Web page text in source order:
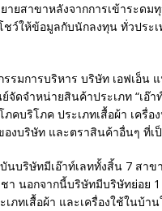
ายสาขาหลังจากการเข้าระด
ว์ให้ข้อมูลกับนักลงทุน ทั่วประ
มการบริหาร บริษัท เอฟเอ็น
ดจำหน่ายสินค้าประเภท “เอ๊า
บริโภค ประเภทเสื้อผ้า เครื่อ
งบริษัท และตราสินค้าอื่นๆ ที่เ
นบริษัทมีเอ๊าท์เลททั้งสิ้น 7 สา
นอกจากนี้บริษัทมีบริษัทย่อย
ภทเสื้อผ้า และเครื่องใช้ในบ้